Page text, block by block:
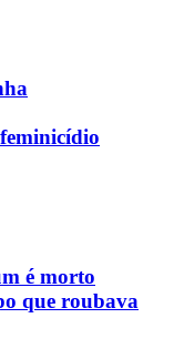
é morto
que roubava